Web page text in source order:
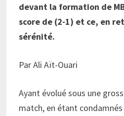
devant la formation de
score de (2-1) et ce, en
sérénité.
Par Ali Aït-Ouari
Ayant évolué sous une
match, en étant condamnés